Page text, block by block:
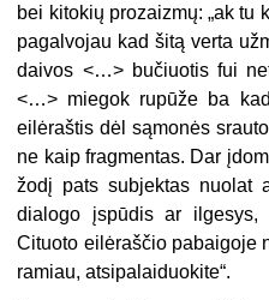
bei kitokių prozaizmų: „ak
pagalvojau kad šitą verta
daivos <…> bučiuotis fui
<…> miegok rupūže ba
eilėraštis dėl sąmonės
ne kaip fragmentas. Dar
žodį pats subjektas nuolat
dialogo įspūdis ar
Cituoto eilėraščio pabaigoje
ramiau, atsipalaiduokite“.